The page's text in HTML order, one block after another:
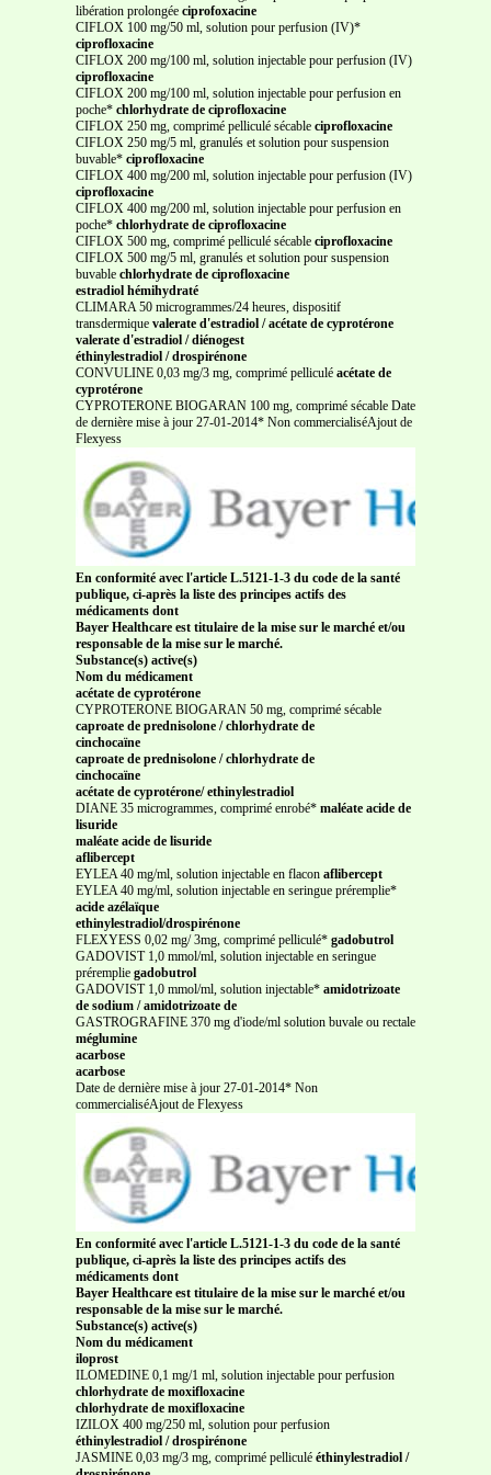
libération prolongée ciprofoxacine
CIFLOX 100 mg/50 ml, solution pour perfusion (IV)*
ciprofloxacine
CIFLOX 200 mg/100 ml, solution injectable pour perfusion (IV)
ciprofloxacine
CIFLOX 200 mg/100 ml, solution injectable pour perfusion en
poche* chlorhydrate de ciprofloxacine
CIFLOX 250 mg, comprimé pelliculé sécable ciprofloxacine
CIFLOX 250 mg/5 ml, granulés et solution pour suspension
buvable* ciprofloxacine
CIFLOX 400 mg/200 ml, solution injectable pour perfusion (IV)
ciprofloxacine
CIFLOX 400 mg/200 ml, solution injectable pour perfusion en
poche* chlorhydrate de ciprofloxacine
CIFLOX 500 mg, comprimé pelliculé sécable ciprofloxacine
CIFLOX 500 mg/5 ml, granulés et solution pour suspension
buvable chlorhydrate de ciprofloxacine
estradiol hémihydraté
CLIMARA 50 microgrammes/24 heures, dispositif
transdermique valerate d'estradiol / acétate de cyprotérone
valerate d'estradiol / diénogest
éthinylestradiol / drospirénone
CONVULINE 0,03 mg/3 mg, comprimé pelliculé acétate de
cyprotérone
CYPROTERONE BIOGARAN 100 mg, comprimé sécable Date
de dernière mise à jour 27-01-2014* Non commercialiséAjout de
Flexyess
En conformité avec l'article L.5121-1-3 du code de la santé
publique, ci-après la liste des principes actifs des
médicaments dont
Bayer Healthcare est titulaire de la mise sur le marché et/ou
responsable de la mise sur le marché.
Substance(s) active(s)
Nom du médicament
acétate de cyprotérone
CYPROTERONE BIOGARAN 50 mg, comprimé sécable
caproate de prednisolone / chlorhydrate de
cinchocaïne
caproate de prednisolone / chlorhydrate de
cinchocaïne
acétate de cyprotérone/ ethinylestradiol
DIANE 35 microgrammes, comprimé enrobé* maléate acide de
lisuride
maléate acide de lisuride
aflibercept
EYLEA 40 mg/ml, solution injectable en flacon aflibercept
EYLEA 40 mg/ml, solution injectable en seringue préremplie*
acide azélaïque
ethinylestradiol/drospirénone
FLEXYESS 0,02 mg/ 3mg, comprimé pelliculé* gadobutrol
GADOVIST 1,0 mmol/ml, solution injectable en seringue
préremplie gadobutrol
GADOVIST 1,0 mmol/ml, solution injectable* amidotrizoate
de sodium / amidotrizoate de
GASTROGRAFINE 370 mg d'iode/ml solution buvale ou rectale
méglumine
acarbose
acarbose
Date de dernière mise à jour 27-01-2014* Non
commercialiséAjout de Flexyess
En conformité avec l'article L.5121-1-3 du code de la santé
publique, ci-après la liste des principes actifs des
médicaments dont
Bayer Healthcare est titulaire de la mise sur le marché et/ou
responsable de la mise sur le marché.
Substance(s) active(s)
Nom du médicament
iloprost
ILOMEDINE 0,1 mg/1 ml, solution injectable pour perfusion
chlorhydrate de moxifloxacine
chlorhydrate de moxifloxacine
IZILOX 400 mg/250 ml, solution pour perfusion
éthinylestradiol / drospirénone
JASMINE 0,03 mg/3 mg, comprimé pelliculé éthinylestradiol /